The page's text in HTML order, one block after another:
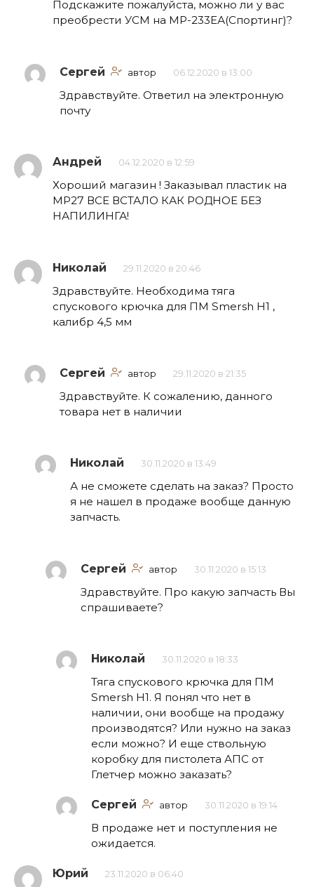
Подскажите пожалуйста, можно ли у вас
преобрести УСМ на МР-233ЕА(Спортинг)?
Сергей автор 06.12.2020 в 13:00
Здравствуйте. Ответил на электронную
почту
Андрей 04.12.2020 в 12:59
Хороший магазин ! Заказывал пластик на
МР27 ВСЕ ВСТАЛО КАК РОДНОЕ БЕЗ
НАПИЛИНГА!
Николай 29.11.2020 в 20:46
Здравствуйте. Необходима тяга
спускового крючка для ПМ Smersh H1 ,
калибр 4,5 мм
Сергей автор 29.11.2020 в 21:35
Здравствуйте. К сожалению, данного
товара нет в наличии
Николай 30.11.2020 в 13:49
А не сможете сделать на заказ? Просто
я не нашел в продаже вообще данную
запчасть.
Сергей автор 30.11.2020 в 15:13
Здравствуйте. Про какую запчасть Вы
спрашиваете?
Николай 30.11.2020 в 18:33
Тяга спускового крючка для ПМ
Smersh H1. Я понял что нет в
наличии, они вообще на продажу
производятся? Или нужно на заказ
если можно? И еще ствольную
коробку для пистолета АПС от
Глетчер можно заказать?
Сергей автор 30.11.2020 в 19:14
В продаже нет и поступления не
ожидается.
Юрий 23.11.2020 в 06:40